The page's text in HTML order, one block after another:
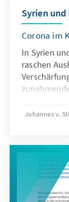
Syrien und
Corona im
In Syrien
raschen
schaffen
Johannes v.